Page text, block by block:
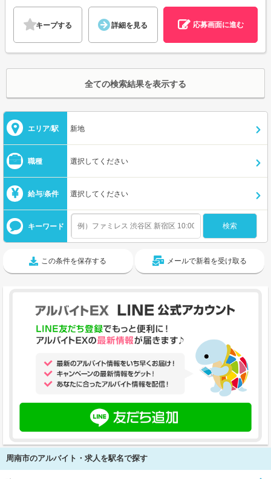
キープする 詳細を見る 応募画面に進む
全ての検索結果を表示する
エリア/駅 新地
職種 選択してください
給与/条件 選択してください
キーワード
この条件を保存する メールで新着を受け取る
周南市のアルバイト・求人を駅名で探す